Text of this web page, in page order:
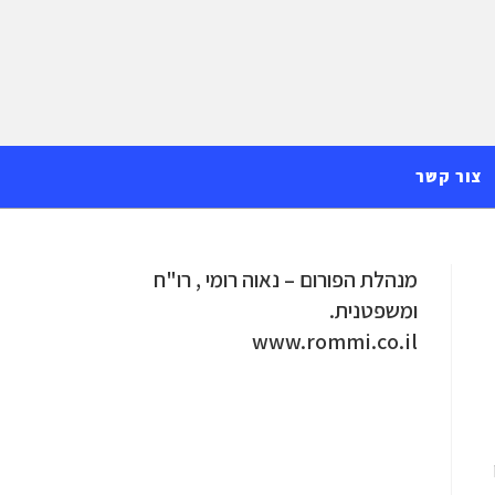
צור קשר
מנהלת הפורום – נאוה רומי , רו"ח
ומשפטנית.
www.rommi.co.il